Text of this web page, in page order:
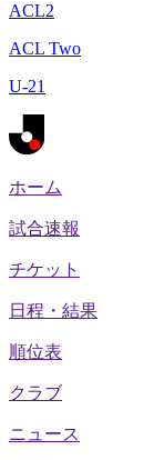
ACL2
ACL Two
U-21
ホーム
試合速報
チケット
日程・結果
順位表
クラブ
ニュース